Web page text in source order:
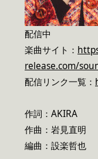
配信中
楽曲サイト：
release.com/
配信リンク一覧：
作詞：AKIRA
作曲：岩見直明
編曲：設楽哲也